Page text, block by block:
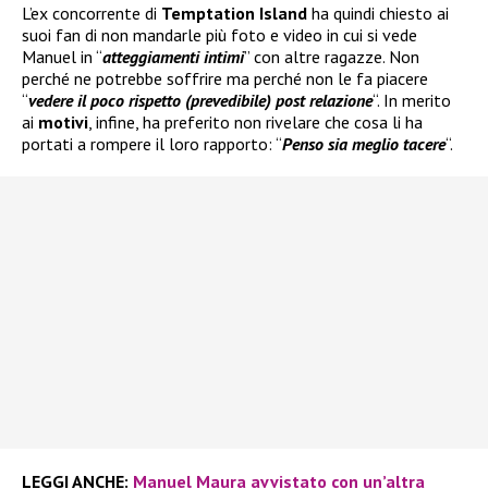
L’ex concorrente di Temptation Island ha quindi chiesto ai
suoi fan di non mandarle più foto e video in cui si vede
Manuel in “atteggiamenti intimi” con altre ragazze. Non
perché ne potrebbe soffrire ma perché non le fa piacere
“vedere il poco rispetto (prevedibile) post relazione“. In merito
ai motivi , infine, ha preferito non rivelare che cosa li ha
portati a rompere il loro rapporto: “Penso sia meglio tacere“.
LEGGI ANCHE: Manuel Maura avvistato con un’altra